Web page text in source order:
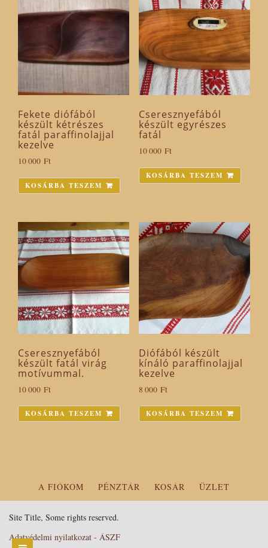
Fekete diófából
készült kétrészes
fatál paraffinolajjal
kezelve
10 000 Ft
KOSÁRBA TESZEM
Cseresznyefából
készült egyrészes
fatál
10 000 Ft
KOSÁRBA TESZEM
Cseresznyefából
készült fatál virág
motívummal.
10 000 Ft
KOSÁRBA TESZEM
Diófából készült
kínáló paraffinolajjal
kezelve
8 000 Ft
KOSÁRBA TESZEM
A FIÓKOM PÉNZTÁR KOSÁR ÜZLET
Site Title, Some rights reserved.
Adatvédelmi nyilatkozat - ÁSZF